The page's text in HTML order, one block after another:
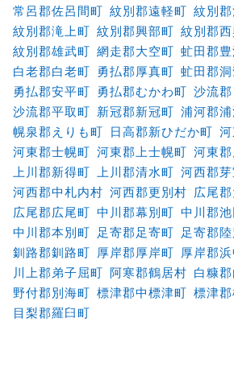
常呂郡佐呂間町 紋別郡遠軽町 紋別
紋別郡滝上町 紋別郡興部町 紋別郡
紋別郡雄武町 網走郡大空町 虻田郡
白老郡白老町
勇払郡厚真町 虻田郡
勇払郡安平町
勇払郡むかわ町 沙流
沙流郡平取町 新冠郡新冠町 浦河郡
幌泉郡えりも町
日高郡新ひだか町
河東郡士幌町 河東郡上士幌町 河東
上川郡新得町
上川郡清水町 河西郡
河西郡中札内村 河西郡更別村 広尾
広尾郡広尾町 中川郡幕別町 中川郡
中川郡本別町
足寄郡足寄町 足寄郡
釧路郡釧路町
厚岸郡厚岸町 厚岸郡
川上郡弟子屈町 阿寒郡鶴居村 白糠
野付郡別海町 標津郡中標津町 標津
目梨郡羅臼町